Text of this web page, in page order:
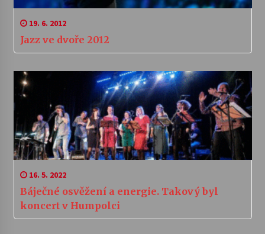
19. 6. 2012
Jazz ve dvoře 2012
16. 5. 2022
Báječné osvěžení a energie. Takový byl
koncert v Humpolci